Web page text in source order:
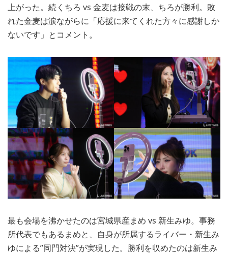
上がった。続くちろ vs 金麦は接戦の末、ちろが勝利。敗
れた金麦は涙ながらに「応援に来てくれた方々に感謝しか
ないです」とコメント。
最も会場を沸かせたのは宮城県産まめ vs 新生みゆ。事務
所代表でもあるまめと、自身が所属するライバー・新生み
ゆによる”同門対決”が実現した。勝利を収めたのは新生み